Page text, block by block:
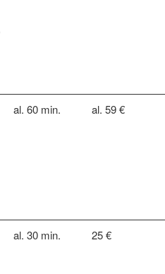
al. 60 min. al. 59 €
al. 30 min. 25 €